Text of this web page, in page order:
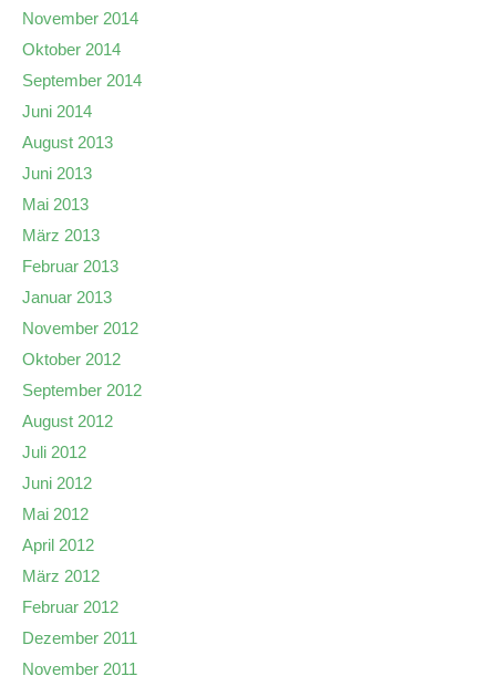
November 2014
Oktober 2014
September 2014
Juni 2014
August 2013
Juni 2013
Mai 2013
März 2013
Februar 2013
Januar 2013
November 2012
Oktober 2012
September 2012
August 2012
Juli 2012
Juni 2012
Mai 2012
April 2012
März 2012
Februar 2012
Dezember 2011
November 2011